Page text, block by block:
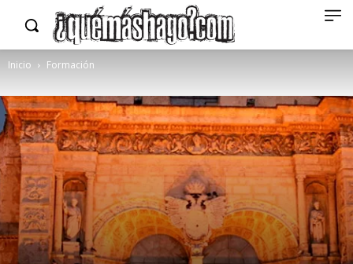
Inicio Formación